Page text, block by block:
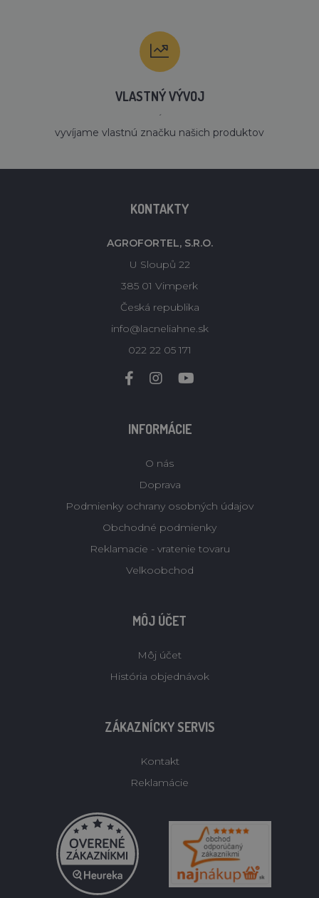
VLASTNÝ VÝVOJ
´
vyvíjame vlastnú značku našich produktov
KONTAKTY
AGROFORTEL, S.R.O.
U Sloupů 22
385 01 Vimperk
Česká republika
info@lacneliahne.sk
022 22 05 171
INFORMÁCIE
O nás
Doprava
Podmienky ochrany osobných údajov
Obchodné podmienky
Reklamacie - vratenie tovaru
Velkoobchod
MÔJ ÚČET
Môj účet
História objednávok
ZÁKAZNÍCKY SERVIS
Kontakt
Reklamácie